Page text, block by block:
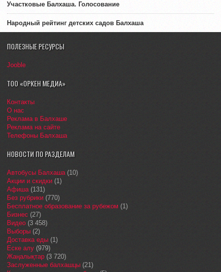
Участковые Балхаша. Голосование
Народный рейтинг детских садов Балхаша
ПОЛЕЗНЫЕ РЕСУРСЫ
Jooble
ТОО «ОРКЕН МЕДИА»
Контакты
О нас
Реклама в Балхаше
Реклама на сайте
Телефоны Балхаша
НОВОСТИ ПО РАЗДЕЛАМ
Автобусы Балхаша(10)
Акции и скидки (1)
Афиша(131)
Без рубрики (770)
Бесплатное образование за рубежом (1)
Бизнес (27)
Видео (3 458)
Выборы (2)
Доставка еды (1)
Еске алу (979)
Жаңалықтар (3 720)
Заслуженные балхашцы (21)